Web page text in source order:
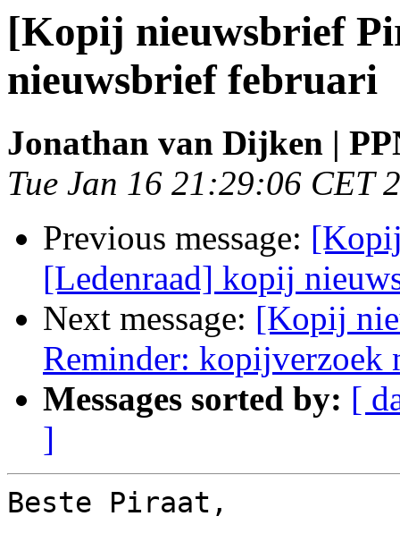
[Kopij nieuwsbrief
nieuwsbrief februari
Jonathan van Dijken |
Tue Jan 16 21:29:06 CET
Previous message:
[Ledenraad] kopij
Next message: [Kopij
Reminder: kopijverzoek
Messages sorted by: [
]
Beste Piraat,